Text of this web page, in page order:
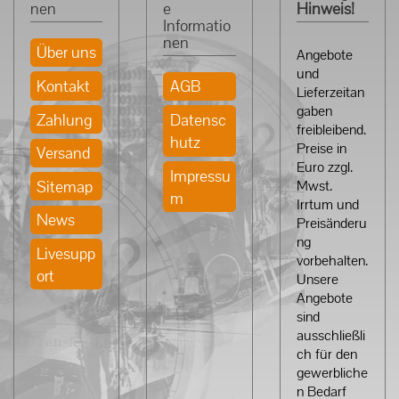
nen
Über uns
Kontakt
Zahlung
Versand
Sitemap
News
Livesupp
ort
e
Informatio
nen
AGB
Datensc
hutz
Impressu
m
Hinweis!
Angebote
und
Lieferzeitan
gaben
freibleibend.
Preise in
Euro zzgl.
Mwst.
Irrtum und
Preisänderu
ng
vorbehalten.
Unsere
Angebote
sind
ausschließli
ch für den
gewerbliche
n Bedarf